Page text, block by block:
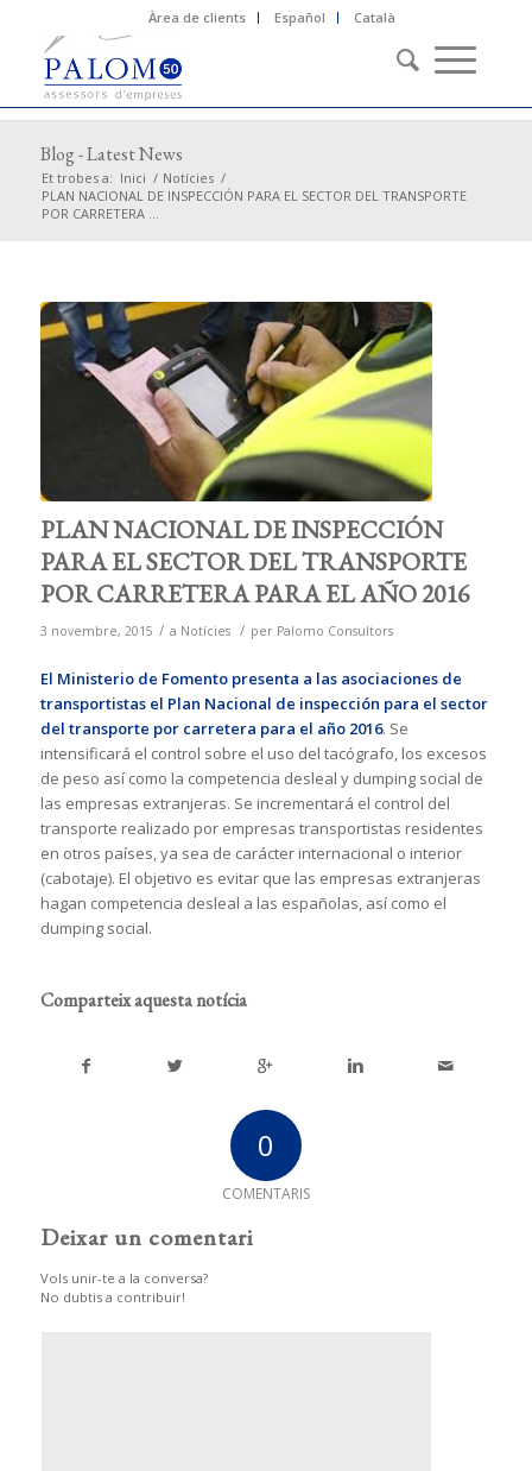
Àrea de clients Español Català
Blog - Latest News
Et trobes a: Inici / Notícies /
PLAN NACIONAL DE INSPECCIÓN PARA EL SECTOR DEL TRANSPORTE
POR CARRETERA ...
PLAN NACIONAL DE INSPECCIÓN
PARA EL SECTOR DEL TRANSPORTE
POR CARRETERA PARA EL AÑO 2016
3 novembre, 2015 / a Notícies / per Palomo Consultors
El Ministerio de Fomento presenta a las asociaciones de
transportistas el Plan Nacional de inspección para el sector
del transporte por carretera para el año 2016. Se
intensificará el control sobre el uso del tacógrafo, los excesos
de peso así como la competencia desleal y dumping social de
las empresas extranjeras. Se incrementará el control del
transporte realizado por empresas transportistas residentes
en otros países, ya sea de carácter internacional o interior
(cabotaje). El objetivo es evitar que las empresas extranjeras
hagan competencia desleal a las españolas, así como el
dumping social.
Comparteix aquesta notícia
0
COMENTARIS
Deixar un comentari
Vols unir-te a la conversa?
No dubtis a contribuir!